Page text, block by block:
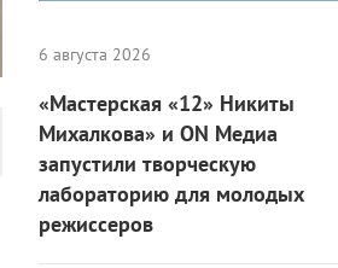
6 августа 2026
«Мастерская «12» Никиты
Михалкова» и ON Медиа
запустили творческую
лабораторию для молодых
режиссеров